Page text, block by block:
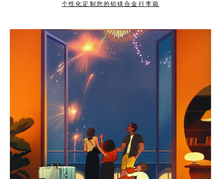
下
击
按
钮
取
消
静
个性化定制您的铝镁合金行李箱